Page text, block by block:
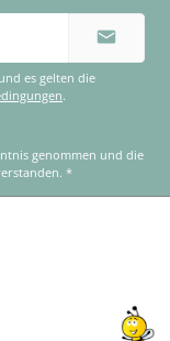
es gelten die
.
*